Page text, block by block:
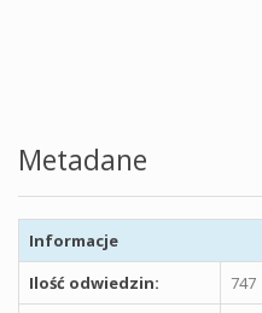
Metadane
Informacje
Ilość odwiedzin:
747